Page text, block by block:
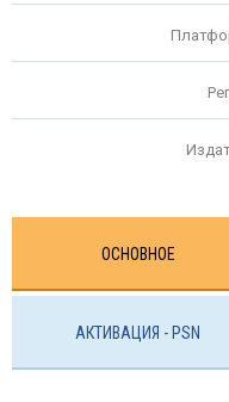
ОСНОВНОЕ
АКТИВАЦИЯ - PSN